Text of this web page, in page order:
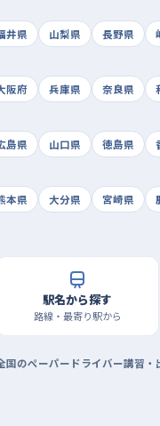
井県 山梨県 長野県
阪府 兵庫県 奈良県
島県 山口県 徳島県
本県 大分県 宮崎県
駅名から探す
路線・最寄り駅から
のペーパードライバー講習